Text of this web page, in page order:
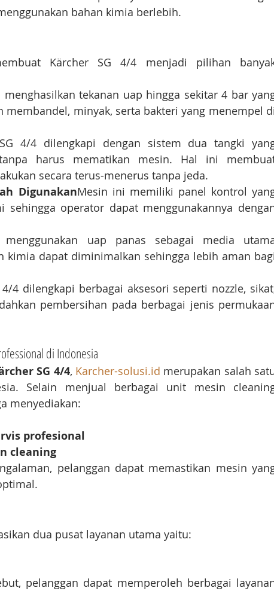
bahan kimia berlebih.
Kärcher SG 4/4 menjadi pilihan
menghasilkan tekanan uap hingga sekitar 4 bar
minyak, serta bakteri yang menempel di
4/4 dilengkapi dengan sistem dua tangki
harus mematikan mesin. Hal ini
secara terus-menerus tanpa jeda.
DigunakanMesin ini memiliki panel kontrol
sehingga operator dapat menggunakannya
menggunakan uap panas sebagai media
kimia dapat diminimalkan sehingga lebih aman bagi
4/4 dilengkapi berbagai aksesori seperti nozzle,
pembersihan pada berbagai jenis
di Indonesia
SG 4/4, Karcher-solusi.id merupakan salah
Selain menjual berbagai unit mesin
menyediakan:
profesional
cleaning
pelanggan dapat memastikan mesin
dua pusat layanan utama yaitu:
pelanggan dapat memperoleh berbagai